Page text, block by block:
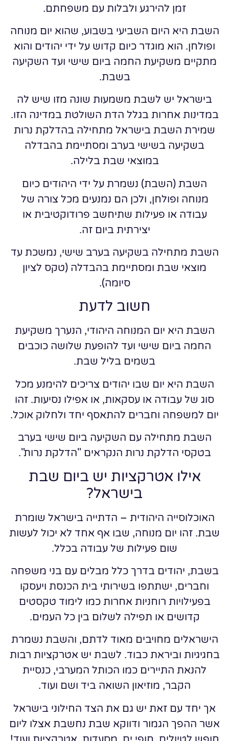
זמן להירגע ולבלות עם משפחתם.
השבת היא היום השביעי בשבוע, שהוא יום מנוחה
ופולחן. הוא מוגדר כיום קדוש על ידי יהודים והוא
מתקיים משקיעת החמה ביום שישי ועד השקיעה
בשבת.
בישראל יש לשבת משמעות שונה מזו שיש לה
במדינות אחרות בגלל הדת השולטת במדינה הזו.
שמירת השבת בישראל מתחילה בהדלקת נרות
בשקיעה בשישי בערב ומסתיימת בהבדלה
במוצאי שבת בלילה.
השבת (השבת) נשמרת על ידי היהודים כיום
מנוחה ופולחן, ולכן הם נמנעים מכל צורה של
עבודה או פעילות שתיחשב פרודוקטיבית או
יצירתית ביום זה.
השבת מתחילה בשקיעה בערב שישי, נמשכת עד
מוצאי שבת ומסתיימת בהבדלה (טקס לציון
סיומה).
חשוב לדעת
השבת היא יום המנוחה היהודי, הנערך משקיעת
החמה ביום שישי ועד להופעת שלושה כוכבים
בשמים בליל שבת.
השבת היא יום שבו יהודים צריכים להימנע מכל
סוג של עבודה או עסקאות, או אפילו נסיעות. זהו
יום למשפחה וחברים להתאסף יחד ולחלוק אוכל.
השבת מתחילה עם השקיעה ביום שישי בערב
בטקסי הדלקת נרות הנקראים "הדלקת נרות".
אילו אטרקציות יש ביום שבת
בישראל?
האוכלוסייה היהודית – הדתייה בישראל שומרת
שבת. זהו יום מנוחה, שבו אף אחד לא יכול לעשות
שום פעילות של עבודה בכלל.
בשבת, יהודים בדרך כלל מבלים עם בני משפחה
וחברים, ישתתפו בשירותי בית הכנסת ויעסקו
בפעילויות רוחניות אחרות כמו לימוד טקסטים
קדושים או תפילה לשלום בין כל העמים.
הישראלים מחויבים מאוד לדתם, והשבת נשמרת
בחגיגיות וביראת כבוד. לשבת יש אטרקציות רבות
להנאת התיירים כמו הכותל המערבי, כנסיית
הקבר, מוזיאון השואה ביד ושם ועוד.
אך יחד עם זאת יש גם את הצד החילוני בישראל
אשר ההפך הגמור ודווקא שבת נחשבת אצלו ליום